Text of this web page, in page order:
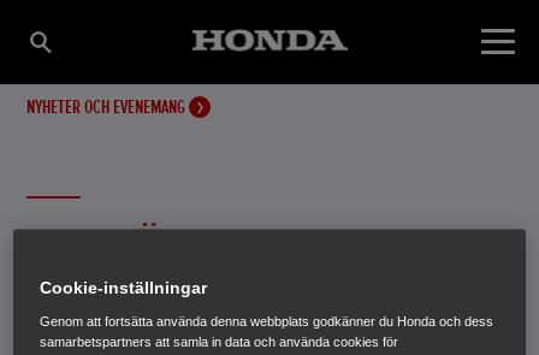
NYHETER OCH EVENEMANG
PREMIÄRTUR MED
HONDAJET
Cookie-inställningar
Genom att fortsätta använda denna webbplats godkänner du Honda och dess
samarbetspartners att samla in data och använda cookies för